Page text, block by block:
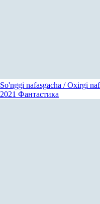
So'nggi nafasgacha / Oxirgi
2021 Фантастика